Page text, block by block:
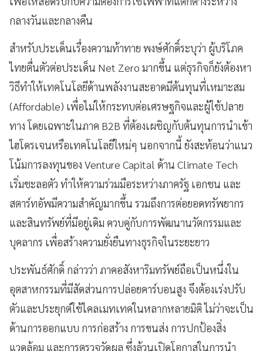
กลางวันและกลางคืน
สำหรับประเด็นเรื่องความท้าทาย พงษ์ศักดิ์ระบุว่า ผู้บริโภค
ไทยตื่นตัวต่อประเด็น Net Zero มากขึ้น แต่ธุรกิจก็ยังต้องหา
วิธีทำให้เทคโนโลยีด้านพลังงานสะอาดมีต้นทุนที่เหมาะสม
(Affordable) เพื่อไม่ให้กระทบต่อเศรษฐกิจและผู้ใช้ปลาย
ทาง โดยเฉพาะในภาค B2B ที่ต้องเผชิญกับต้นทุนการนำเข้า
ไฮโดรเจนหรือเทคโนโลยีใหม่ๆ นอกจากนี้ ยังสะท้อนว่าแนว
โน้มการลงทุนของ Venture Capital ด้าน Climate Tech
เริ่มชะลอตัว ทำให้ความร่วมมือระหว่างภาครัฐ เอกชน และ
สตาร์ทอัพมีความสำคัญมากขึ้น รวมถึงการต่อยอดทรัพยากร
และสินทรัพย์ที่มีอยู่เดิม ควบคู่กับการพัฒนานวัตกรรมและ
บุคลากร เพื่อสร้างความยั่งยืนทางธุรกิจในระยะยาว
ประพันธ์ศักดิ์ กล่าวว่า ภาคอสังหาริมทรัพย์ถือเป็นหนึ่งใน
อุตสาหกรรมที่มีสัดส่วนการปล่อยคาร์บอนสูง จึงต้องเร่งปรับ
ตัวและประยุกต์ใช้ไคลเมทเทคในหลากหลายมิติ ไม่ว่าจะเป็น
ด้านการออกแบบ การก่อสร้าง การขนส่ง การปกป้องสิ่ง
แวดล้อม และการตรวจวัดผล ซึ่งล้วนเปิดโอกาสในการนำ